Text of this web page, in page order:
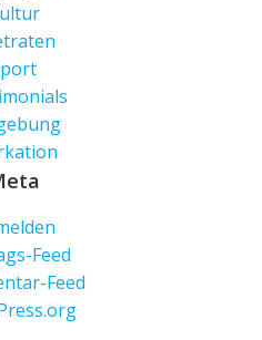
Feed
Feed